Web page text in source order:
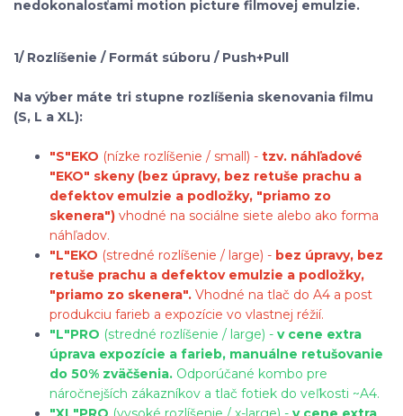
nedokonalosťami motion picture filmovej emulzie.
1/ Rozlíšenie / Formát súboru / Push+Pull
Na výber máte tri stupne rozlíšenia skenovania filmu
(S, L a XL):
"S"EKO (nízke rozlíšenie / small) - tzv. náhľadové
"EKO" skeny (bez úpravy, bez retuše prachu a
defektov emulzie a podložky, "priamo zo
skenera") vhodné na sociálne siete alebo ako forma
náhľadov.
"L"EKO (stredné rozlíšenie / large) - bez úpravy, bez
retuše prachu a defektov emulzie a podložky,
"priamo zo skenera". Vhodné na tlač do A4 a post
produkciu farieb a expozície vo vlastnej réžií.
"L"PRO (stredné rozlíšenie / large) - v cene extra
úprava expozície a farieb, manuálne retušovanie
do 50% zväčšenia. Odporúčané kombo pre
náročnejších zákazníkov a tlač fotiek do veľkosti ~A4.